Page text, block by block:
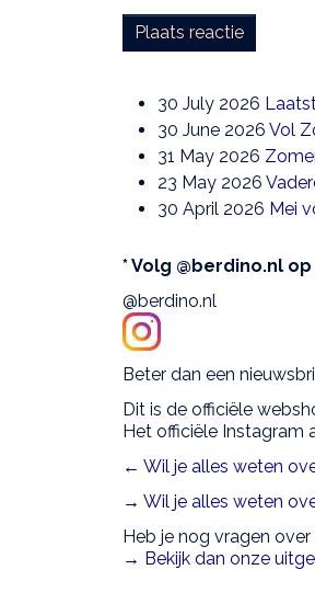
Plaats reactie
30 July 2026
30 June 2026 Vol
31 May 2026
23 May 2026
30 April 2026 Mei
* Volg @berdino.nl
@berdino.nl
Beter dan een
Dit is de officiële
Het officiële Instagram
← Wil je alles weten
→ Wil je alles weten
Heb je nog vragen
→ Bekijk dan onze